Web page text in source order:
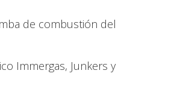
de combustión del
Immergas, Junkers y